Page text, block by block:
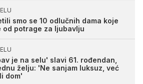
smo se 10 odlučnih dama koje
od potrage za ljubavlju
je na selu' slavi 61. rođendan,
želju: 'Ne sanjam luksuz, već
dom'